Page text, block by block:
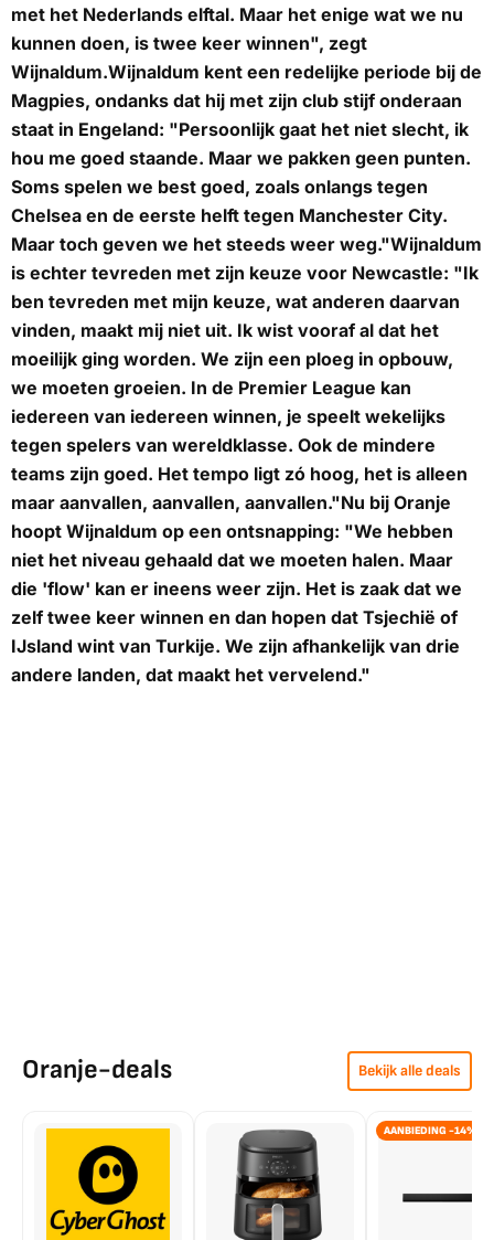
met het Nederlands elftal. Maar het enige wat we nu
kunnen doen, is twee keer winnen", zegt
Wijnaldum.Wijnaldum kent een redelijke periode bij de
Magpies, ondanks dat hij met zijn club stijf onderaan
staat in Engeland: "Persoonlijk gaat het niet slecht, ik
hou me goed staande. Maar we pakken geen punten.
Soms spelen we best goed, zoals onlangs tegen
Chelsea en de eerste helft tegen Manchester City.
Maar toch geven we het steeds weer weg."Wijnaldum
is echter tevreden met zijn keuze voor Newcastle: "Ik
ben tevreden met mijn keuze, wat anderen daarvan
vinden, maakt mij niet uit. Ik wist vooraf al dat het
moeilijk ging worden. We zijn een ploeg in opbouw,
we moeten groeien. In de Premier League kan
iedereen van iedereen winnen, je speelt wekelijks
tegen spelers van wereldklasse. Ook de mindere
teams zijn goed. Het tempo ligt zó hoog, het is alleen
maar aanvallen, aanvallen, aanvallen."Nu bij Oranje
hoopt Wijnaldum op een ontsnapping: "We hebben
niet het niveau gehaald dat we moeten halen. Maar
die 'flow' kan er ineens weer zijn. Het is zaak dat we
zelf twee keer winnen en dan hopen dat Tsjechië of
IJsland wint van Turkije. We zijn afhankelijk van drie
andere landen, dat maakt het vervelend."
Oranje-deals Bekijk alle deals
AANBIEDING -14%